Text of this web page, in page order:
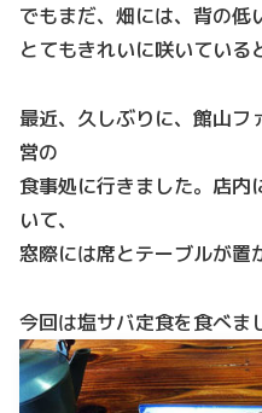
でもまだ、畑には、背の低
とてもきれいに咲いている
最近、久しぶりに、館山フ
営の
食事処に行きました。店内
いて、
窓際には席とテーブルが置
今回は塩サバ定食を食べ